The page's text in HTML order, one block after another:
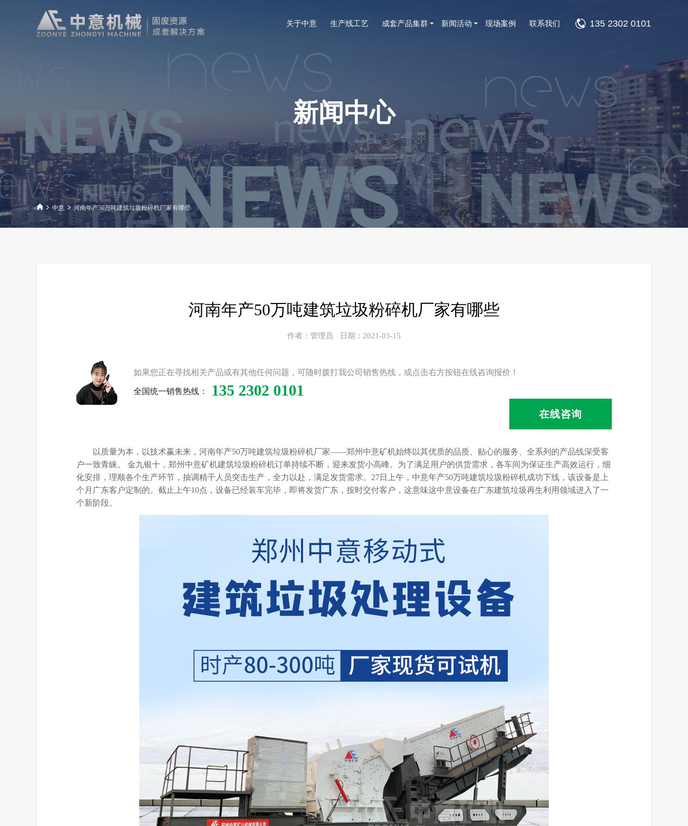
关于中意 生产线工艺 成套产品集群 新闻活动 现场案例 联系我们 135 2302 0101
新闻中心
中意 河南年产50万吨建筑垃圾粉碎机厂家有哪些
河南年产50万吨建筑垃圾粉碎机厂家有哪些
作者：管理员 日期：2021-03-15
如果您正在寻找相关产品或有其他任何问题，可随时拨打我公司销售热线，或点击右方按钮在线咨询报价！
全国统一销售热线： 135 2302 0101
在线咨询
以质量为本，以技术赢未来，河南年产50万吨建筑垃圾粉碎机厂家——郑州中意矿机始终以其优质的品质、贴心的服务、全系列的产品线深受客
户一致青睐。 金九银十，郑州中意矿机建筑垃圾粉碎机订单持续不断，迎来发货小高峰。为了满足用户的供货需求，各车间为保证生产高效运行，细
化安排，理顺各个生产环节，抽调精干人员突击生产，全力以赴，满足发货需求。27日上午，中意年产50万吨建筑垃圾粉碎机成功下线，该设备是上
个月广东客户定制的。截止上午10点，设备已经装车完毕，即将发货广东，按时交付客户，这意味这中意设备在广东建筑垃圾再生利用领域进入了一
个新阶段。